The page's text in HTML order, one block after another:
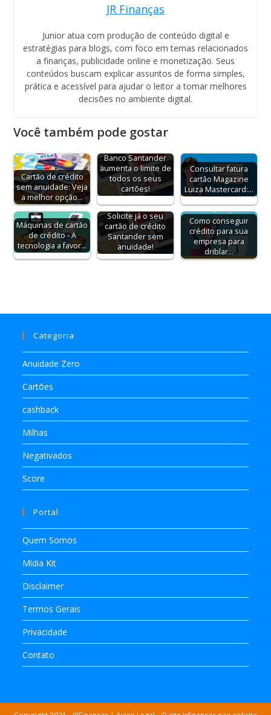
JR Finanças
Junior atua com produção de conteúdo digital e
estratégias para blogs, com foco em temas relacionados
a finanças, publicidade online e monetização. Seus
conteúdos buscam explicar assuntos de forma simples,
prática e acessível para ajudar o leitor a tomar melhores
decisões no ambiente digital.
Você também pode gostar
Cartão de crédito
sem anuidade: Veja
a melhor opção…
Banco Santander
aumenta o limite de
todos os seus
cartões!
Consultar fatura
cartão Magazine
Luiza Mastercard:…
Máquinas de cartão
de crédito - A
tecnologia a favor…
Solicite já o seu
cartão de crédito
Santander sem
anuidade!
Como conseguir
crédito para sua
empresa para
driblar…
Categoria
Anuidade Zero
Cartões
cashback
Milhas
Negativados
Score
Portal
Quem Somos
Mídia Kit
Disclaimer
Termos Gerais
Privacidade
Contato